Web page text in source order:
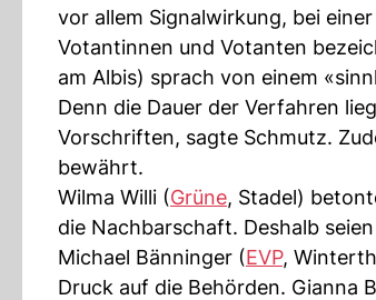
vor allem Signalwirkung, bei
Votantinnen und Votanten
am Albis) sprach von einem
Denn die Dauer der Verfahren
Vorschriften, sagte Schmutz.
bewährt.
Wilma Willi (Grüne, Stadel)
die Nachbarschaft. Deshalb
Michael Bänninger (EVP,
Druck auf die Behörden. Gianna